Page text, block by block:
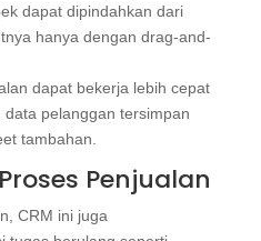
dapat dipindahkan dari
hanya dengan drag-and-
dapat bekerja lebih cepat
pelanggan tersimpan
tambahan.
Penjualan
CRM ini juga